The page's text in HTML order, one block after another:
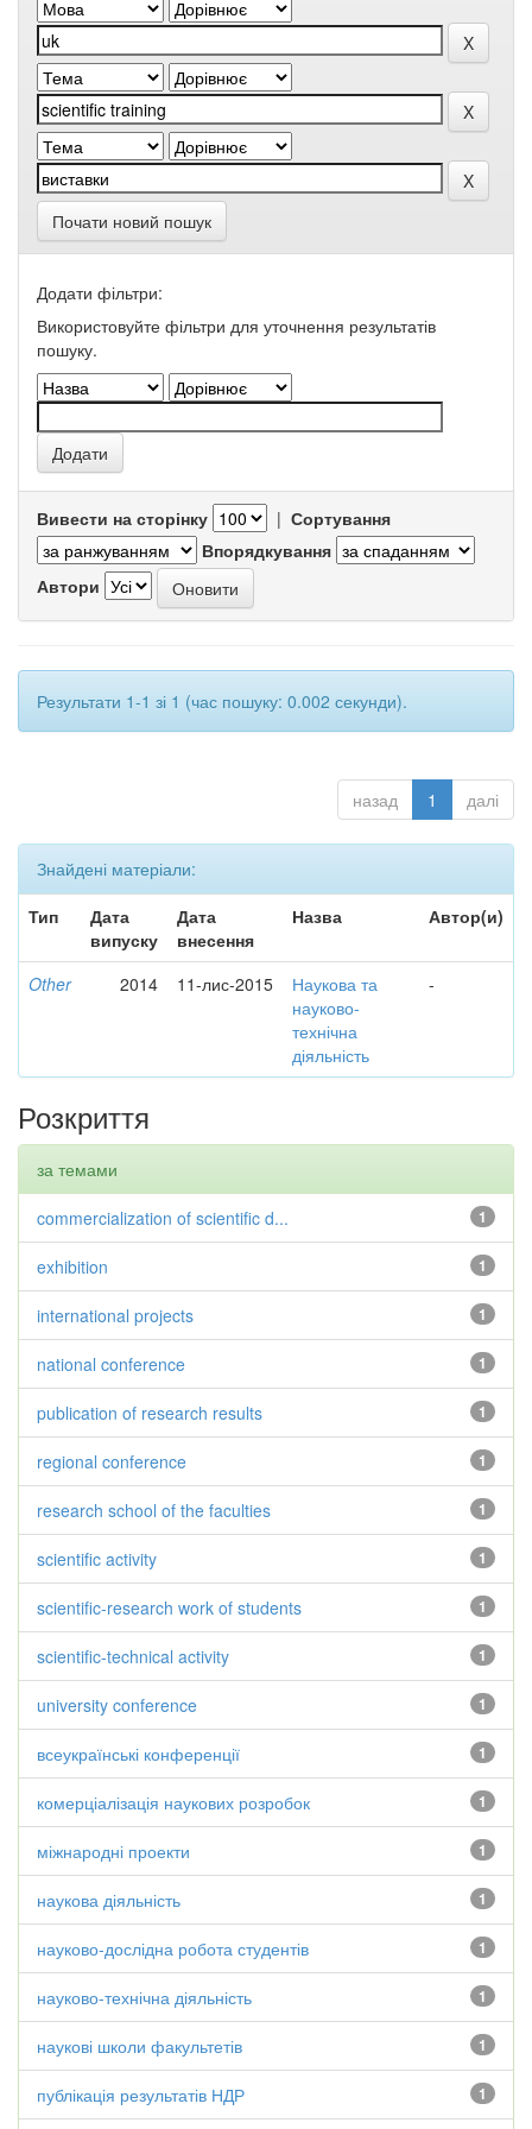
Почати новий пошук
Додати фільтри:
Використовуйте фільтри для уточнення результатів
пошуку.
Вивести на сторінку | Сортування
Впорядкування
Автори
Результати 1-1 зі 1 (час пошуку: 0.002 секунди).
назад 1 далі
Знайдені матеріали:
Тип
Дата
випуску
Дата
внесення
Назва Автор(и)
Other 2014 11-лис-2015
Наукова та
науково-
технічна
діяльність
-
Розкриття
за темами
1
commercialization of scientific d...
1
exhibition
1
international projects
1
national conference
1
publication of research results
1
regional conference
1
research school of the faculties
1
scientific activity
1
scientific-research work of students
1
scientific-technical activity
1
university conference
1
всеукраїнські конференції
1
комерціалізація наукових розробок
1
міжнародні проекти
1
наукова діяльність
1
науково-дослідна робота студентів
1
науково-технічна діяльність
1
наукові школи факультетів
1
публікація результатів НДР